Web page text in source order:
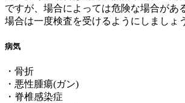
ですが、場合によっては危険な場合があ
場合は一度検査を受けるようにしましょ
病気
・骨折
・悪性腫瘍(ガン)
・脊椎感染症